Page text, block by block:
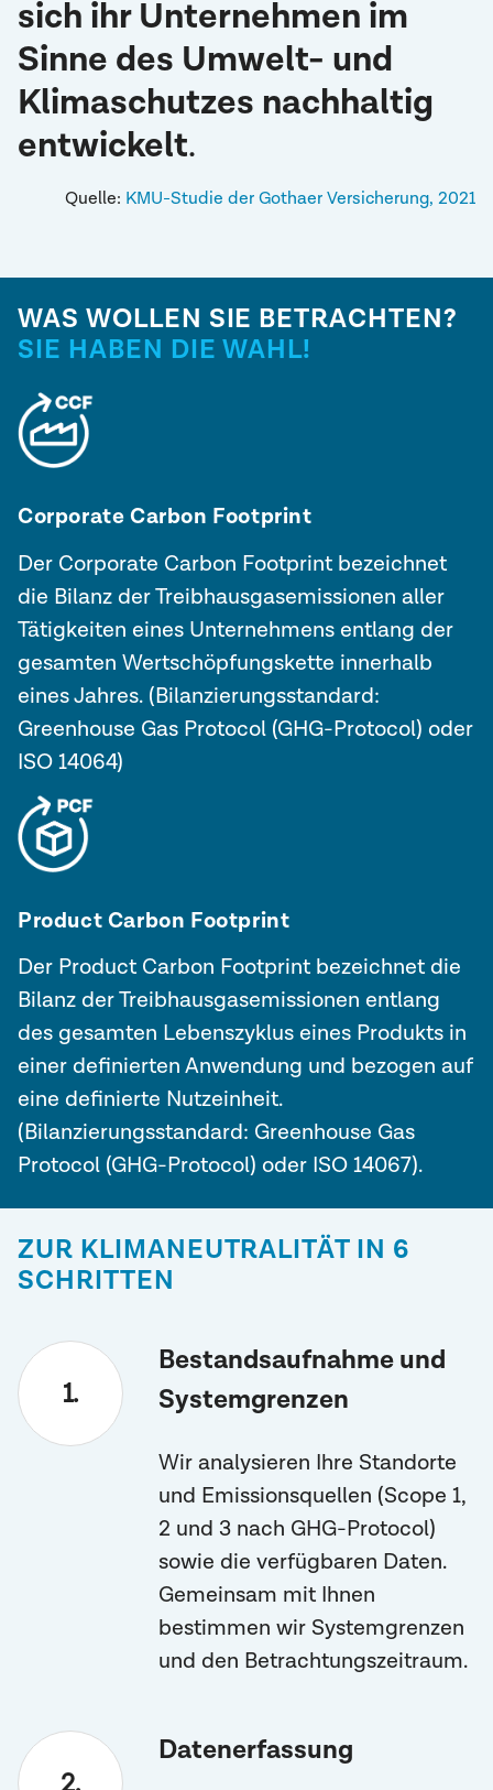
Auch dabei unterstützen wir gern
sich ihr Unternehmen im
Sinne des Umwelt- und
Klimaschutzes nachhaltig
entwickelt.
Quelle: KMU-Studie der Gothaer Versicherung, 2021
WAS WOLLEN SIE BETRACHTEN?
SIE HABEN DIE WAHL!
Corporate Carbon Footprint
Der Corporate Carbon Footprint bezeichnet
die Bilanz der Treibhausgasemissionen aller
Tätigkeiten eines Unternehmens entlang der
gesamten Wertschöpfungskette innerhalb
eines Jahres. (Bilanzierungsstandard:
Greenhouse Gas Protocol (GHG-Protocol) oder
ISO 14064)
Product Carbon Footprint
Der Product Carbon Footprint bezeichnet die
Bilanz der Treibhausgasemissionen entlang
des gesamten Lebenszyklus eines Produkts in
einer definierten Anwendung und bezogen auf
eine definierte Nutzeinheit.
(Bilanzierungsstandard: Greenhouse Gas
Protocol (GHG-Protocol) oder ISO 14067).
ZUR KLIMANEUTRALITÄT IN 6
SCHRITTEN
Bestandsaufnahme und
Systemgrenzen
Wir analysieren Ihre Standorte
und Emissionsquellen (Scope 1,
2 und 3 nach GHG-Protocol)
sowie die verfügbaren Daten.
Gemeinsam mit Ihnen
bestimmen wir Systemgrenzen
und den Betrachtungszeitraum.
Datenerfassung